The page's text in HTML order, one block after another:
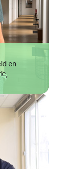
en